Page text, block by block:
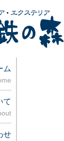
ム
て
せ